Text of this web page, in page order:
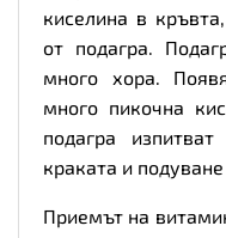
киселина в
от подагра.
много хора.
много пикочна
подагра
краката и
Приемът на